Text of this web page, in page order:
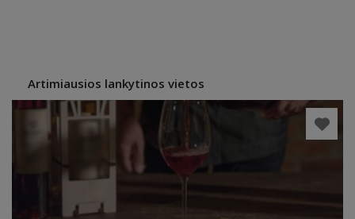
Artimiausios lankytinos vietos